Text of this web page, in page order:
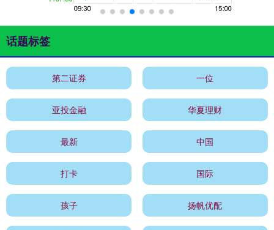
话题标签
第二证券 一位
亚投金融 华夏理财
最新 中国
打卡 国际
孩子 扬帆优配